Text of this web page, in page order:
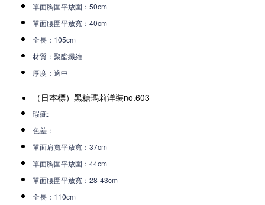
單面胸圍平放圍：50cm
單面腰圍平放寬 ：40cm
全長：105cm
材質 ：聚酯纖維
厚度 ：適中
（日本標）黑糖瑪莉洋裝no.603
瑕疵:
色差：
單面肩寬平放寬 ：37cm
單面胸圍平放圍：44cm
單面腰圍平放寬 ：28-43cm
全長：110cm